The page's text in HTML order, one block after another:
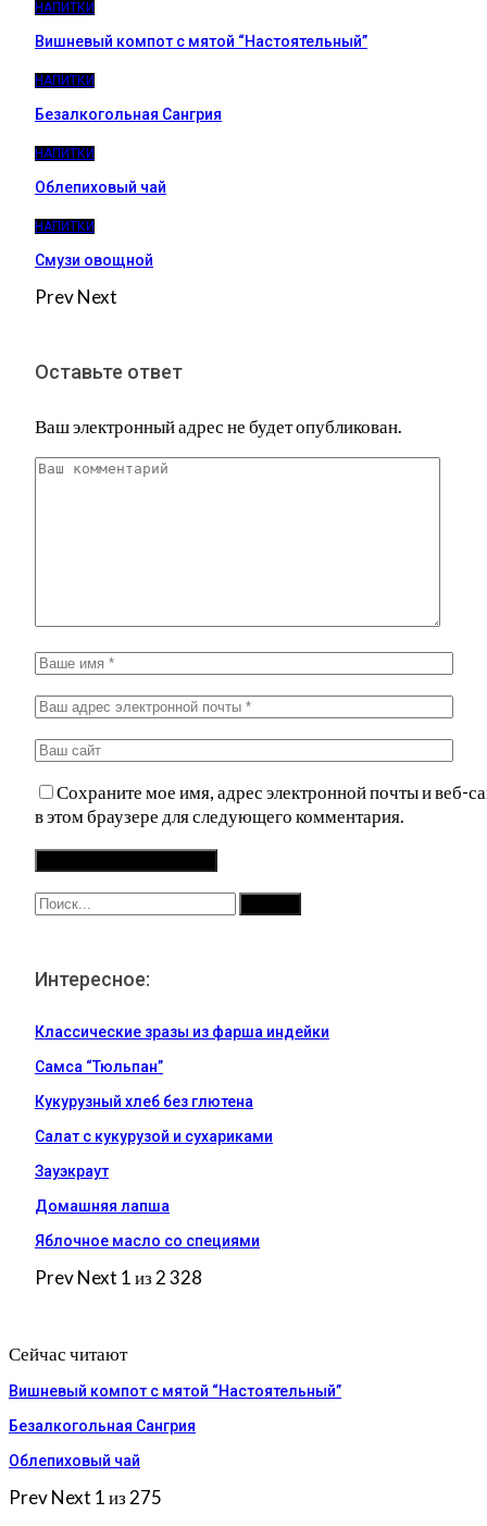
НАПИТКИ
Вишневый компот с мятой “Настоятельный”
НАПИТКИ
Безалкогольная Сангрия
НАПИТКИ
Облепиховый чай
НАПИТКИ
Смузи овощной
PrevNext
Оставьте ответ
Ваш электронный адрес не будет опубликован.
Сохраните мое имя, адрес электронной почты и веб-
в этом браузере для следующего комментария.
Интересное:
Классические зразы из фарша индейки
Самса “Тюльпан”
Кукурузный хлеб без глютена
Салат с кукурузой и сухариками
Зауэкраут
Домашняя лапша
Яблочное масло со специями
PrevNext 1 из 2 328
Сейчас читают
Вишневый компот с мятой “Настоятельный”
Безалкогольная Сангрия
Облепиховый чай
PrevNext 1 из 275